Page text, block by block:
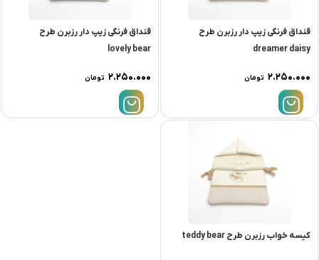
قنداق فرنگی زیپ دار رزبرن طرح
dreamer daisy
۲.۲۵۰.۰۰۰ تومان
قنداق فرنگی زیپ دار رزبرن طرح
lovely bear
۲.۲۵۰.۰۰۰ تومان
کیسه خواب رزبرن طرح teddy bear